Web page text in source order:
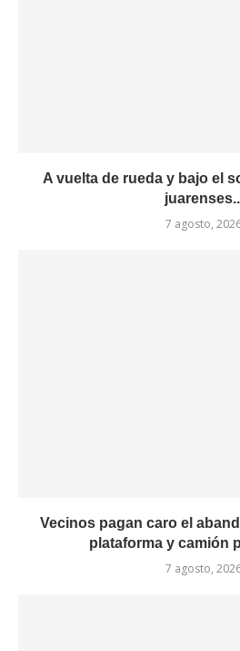
A vuelta de rueda y bajo el
7 agosto,
Vecinos pagan caro el
plataforma y camión
7 agosto,